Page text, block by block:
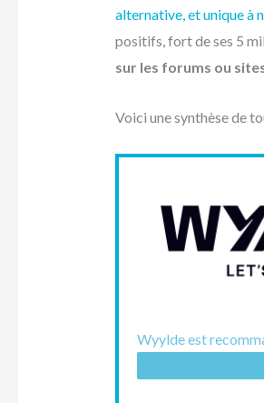
alternative, et unique à
positifs, fort de ses 5
sur les forums ou
Voici une synthèse de
Wyylde est